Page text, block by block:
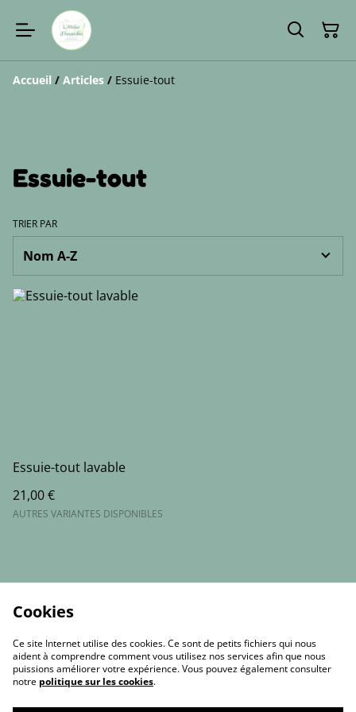
Accueil / Articles / Essuie-tout
Essuie-tout
TRIER PAR
Essuie-tout lavable
21,00 €
AUTRES VARIANTES DISPONIBLES
Cookies
Ce site Internet utilise des cookies. Ce sont de petits fichiers qui nous
aident à comprendre comment vous utilisez nos services afin que nous
puissions améliorer votre expérience. Vous pouvez également consulter
notre politique sur les cookies.